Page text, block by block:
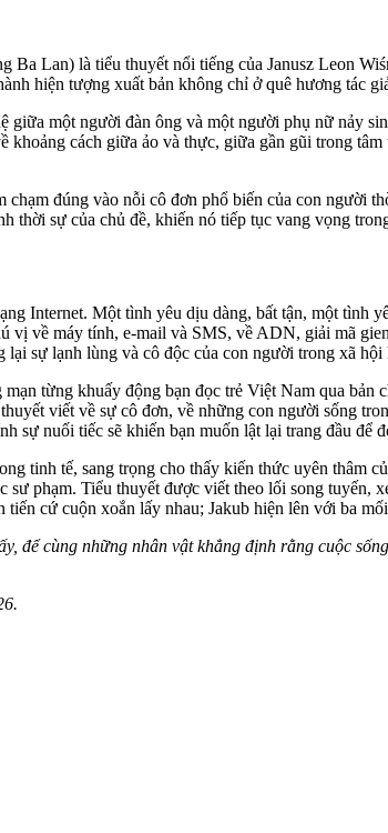
Ba Lan) là tiểu thuyết nổi tiếng của Janusz Leon
hiện tượng xuất bản không chỉ ở quê hương tác
giữa một người đàn ông và một người phụ nữ nảy
khoảng cách giữa ảo và thực, giữa gần gũi trong
chạm đúng vào nỗi cô đơn phổ biến của con người
thời sự của chủ đề, khiến nó tiếp tục vang vọng
Internet. Một tình yêu dịu dàng, bất tận, một tình
vị về máy tính, e-mail và SMS, về ADN, giải mã
lại sự lạnh lùng và cô độc của con người trong xã hội
từng khuấy động bạn đọc trẻ Việt Nam qua
viết về sự cô đơn, về những con người sống
sự nuối tiếc sẽ khiến bạn muốn lật lại trang đầu để
tinh tế, sang trọng cho thấy kiến thức uyên
sư phạm. Tiểu thuyết được viết theo lối song
cứ cuộn xoắn lấy nhau; Jakub hiện lên với ba
để cùng những nhân vật khẳng định rằng cuộc